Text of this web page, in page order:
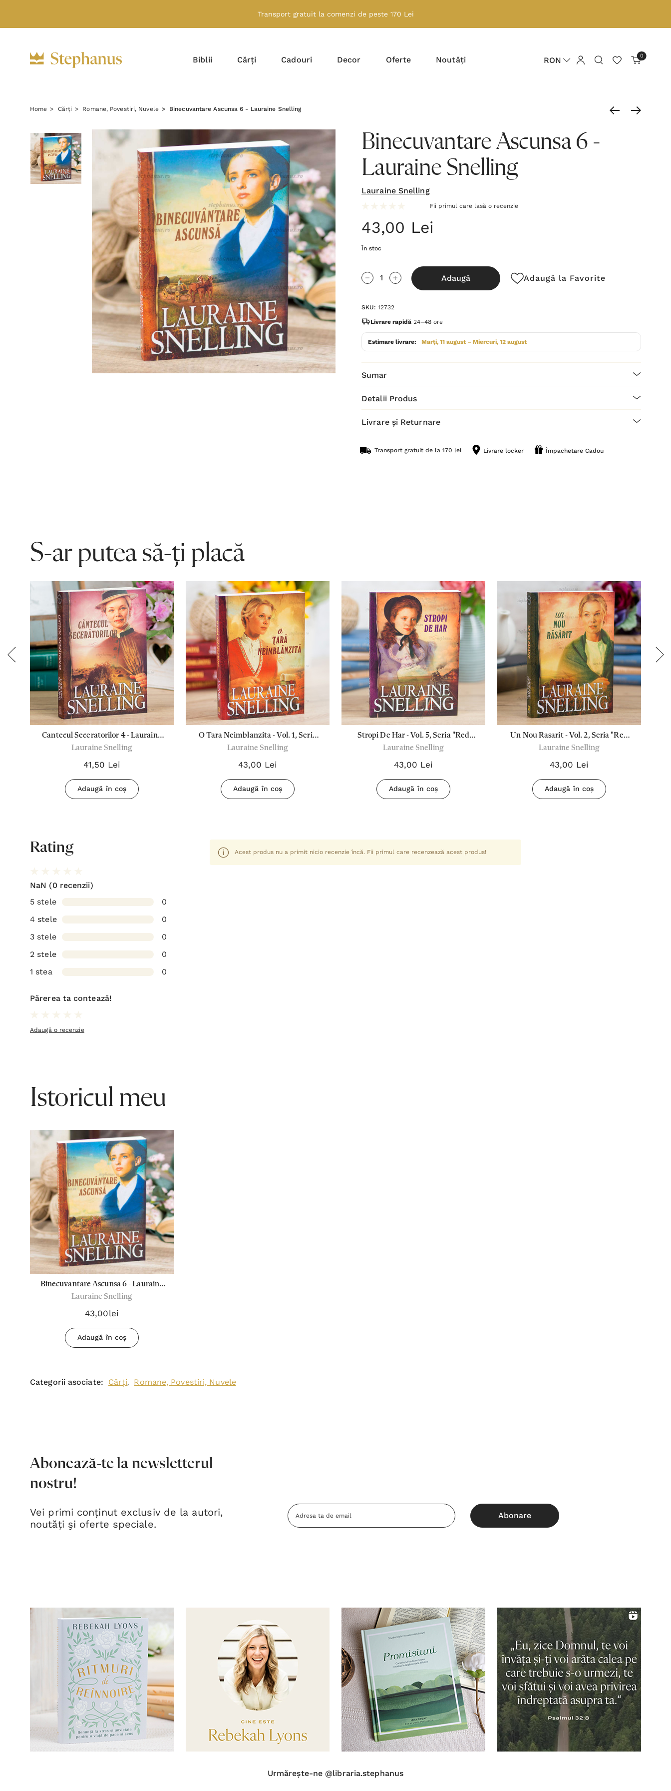
Transport gratuit la comenzi de peste 170 Lei
Biblii Cărți Cadouri Decor Oferte Noutăți RON 0
Home Cărți Romane, Povestiri, Nuvele Binecuvantare Ascunsa 6 - Lauraine Snelling
Binecuvantare Ascunsa 6 -
Lauraine Snelling
Lauraine Snelling
Fii primul care lasă o recenzie
43,00 Lei
În stoc
Grăbește-
te!
curent
este:
Cantitate scăzută:Cantitate Crescută:
Adaugă Adaugă la Favorite
SKU: 12732
Livrare rapidă 24–48 ore
Estimare livrare: Marți, 11 august – Miercuri, 12 august
Sumar
Detalii Produs
Livrare și Returnare
Transport gratuit de la 170 lei Livrare locker Împachetare Cadou
S-ar putea să-ți placă
Cantecul Seceratorilor 4 - Lauraine
Snelling
Lauraine Snelling
41,50 Lei
Adaugă în coș
O Tara Neimblanzita - Vol. 1, Seria
"Red River Of The North"
Lauraine Snelling
43,00 Lei
Adaugă în coș
Stropi De Har - Vol. 5, Seria "Red
River Of The North"
Lauraine Snelling
43,00 Lei
Adaugă în coș
Un Nou Rasarit - Vol. 2, Seria "Red
River Of The North"
Lauraine Snelling
43,00 Lei
Adaugă în coș
Rating
NaN (0 recenzii)
5 stele
0
4 stele
0
3 stele
0
2 stele
0
1 stea
0
Părerea ta contează!
Adaugă o recenzie
Acest produs nu a primit nicio recenzie încă. Fii primul care recenzează acest produs!
Istoricul meu
Binecuvantare Ascunsa 6 - Lauraine
Snelling
Lauraine Snelling
43,00lei
Adaugă în coș
Categorii asociate: Cărți, Romane, Povestiri, Nuvele
Abonează-te la newsletterul
nostru!
Vei primi conținut exclusiv de la autori,
noutăți şi oferte speciale.
Adresa
Email
Urmărește-ne @libraria.stephanus